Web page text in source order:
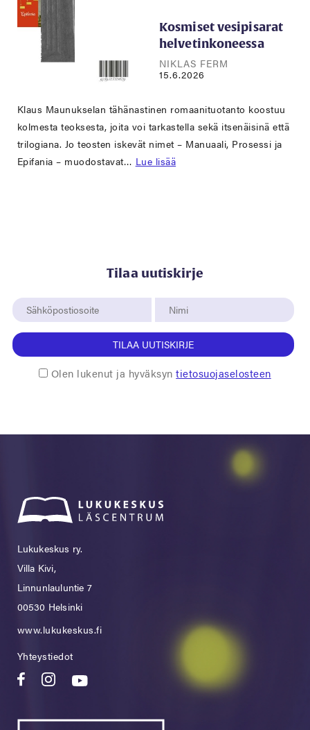
Kosmiset vesipisarat
helvetinkoneessa
NIKLAS FERM
15.6.2026
Klaus Maunukselan tähänastinen romaanituotanto koostuu
kolmesta teoksesta, joita voi tarkastella sekä itsenäisinä että
trilogiana. Jo teosten iskevät nimet – Manuaali, Prosessi ja
Epifania – muodostavat… Lue lisää
Tilaa uutiskirje
TILAA UUTISKIRJE
Olen lukenut ja hyväksyntietosuojaselosteen
Lukukeskus ry.
Villa Kivi,
Linnunlauluntie 7
00530 Helsinki
www.lukukeskus.fi
Yhteystiedot